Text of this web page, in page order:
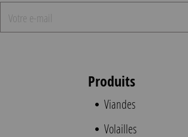
Produits
Viandes
Volailles